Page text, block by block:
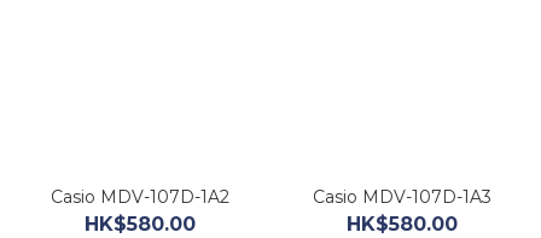
Casio MDV-107D-1A2
HK$580.00
Casio MDV-107D-1A3
HK$580.00